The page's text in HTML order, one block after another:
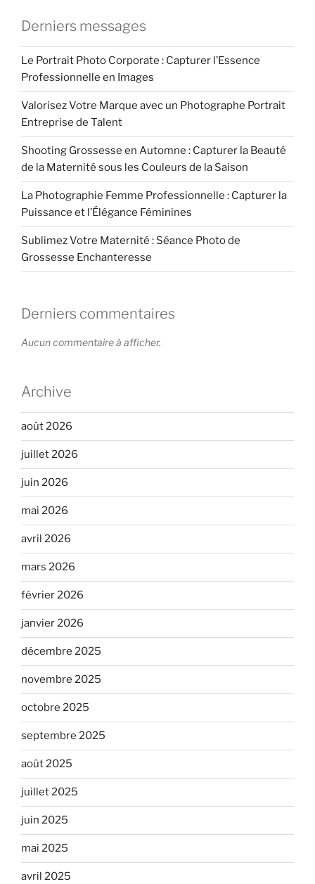
Derniers messages
Le Portrait Photo Corporate : Capturer l’Essence
Professionnelle en Images
Valorisez Votre Marque avec un Photographe Portrait
Entreprise de Talent
Shooting Grossesse en Automne : Capturer la Beauté
de la Maternité sous les Couleurs de la Saison
La Photographie Femme Professionnelle : Capturer la
Puissance et l’Élégance Féminines
Sublimez Votre Maternité : Séance Photo de
Grossesse Enchanteresse
Derniers commentaires
Aucun commentaire à afficher.
Archive
août 2026
juillet 2026
juin 2026
mai 2026
avril 2026
mars 2026
février 2026
janvier 2026
décembre 2025
novembre 2025
octobre 2025
septembre 2025
août 2025
juillet 2025
juin 2025
mai 2025
avril 2025